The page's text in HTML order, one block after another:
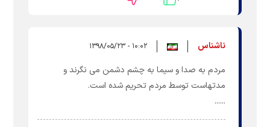
ناشناس ۱۰:۰۲ - ۱۳۹۸/۰۵/۲۳
مردم به صدا و سیما به چشم دشمن می نگرند و
مدتهاست توسط مردم تحریم شده است.
......